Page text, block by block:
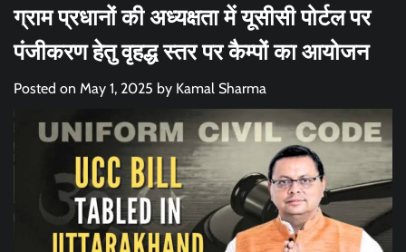
ग्राम प्रधानों की अध्यक्षता में यूसीसी पोर्टल पर
पंजीकरण हेतु वृहद्ध स्तर पर कैम्पों का आयोजन
Posted on May 1, 2025 by Kamal Sharma